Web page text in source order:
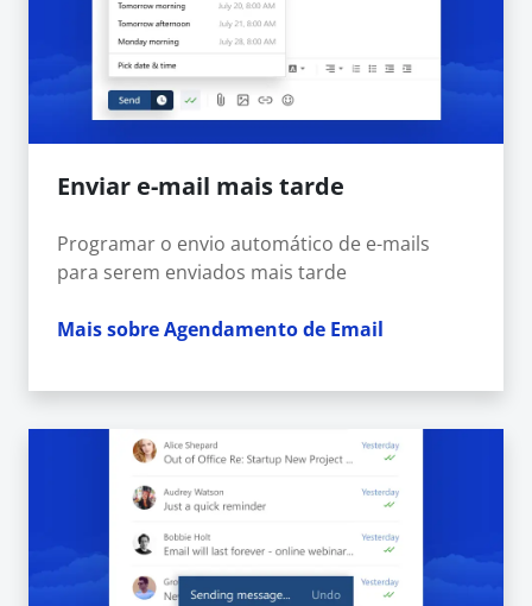
Enviar e-mail mais tarde
Programar o envio automático de e-mails
para serem enviados mais tarde
Mais sobre Agendamento de Email